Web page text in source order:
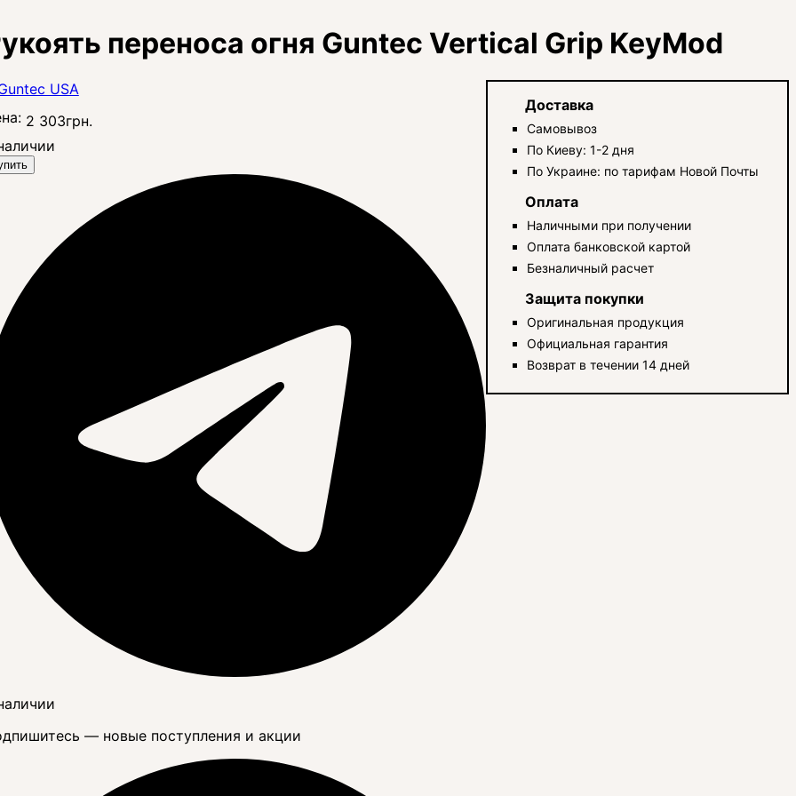
переноса огня Guntec Vertical Grip KeyMod
2 303грн.
— новые поступления и акции
Доставка
Самовывоз
По Киеву: 1-2 дня
По Украине: по тарифам Новой Почты
Оплата
Наличными при получении
Оплата банковской картой
Безналичный расчет
Защита покупки
Оригинальная продукция
Официальная гарантия
Возврат в течении 14 дней